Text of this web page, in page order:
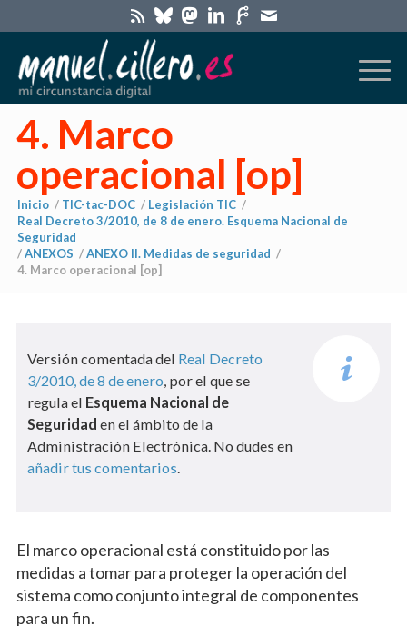
4. Marco
operacional [op]
Inicio / TIC-tac-DOC / Legislación TIC /
Real Decreto 3/2010, de 8 de enero. Esquema Nacional de
Seguridad
/ANEXOS /ANEXO II. Medidas de seguridad /
4. Marco operacional [op]
Versión comentada del Real Decreto
3/2010, de 8 de enero, por el que se
regula el Esquema Nacional de
Seguridad en el ámbito de la
Administración Electrónica. No dudes en
añadir tus comentarios.
El marco operacional está constituido por las
medidas a tomar para proteger la operación del
sistema como conjunto integral de componentes
para un fin.